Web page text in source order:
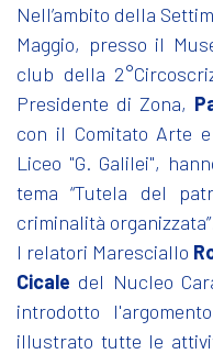
Nell’ambito della
Maggio, presso il
club della
Presidente di Zona,
con il Comitato Arte
Liceo "G. Galilei",
tema “Tutela del
criminalità
I relatori Maresciallo
Cicale del Nucleo
introdotto
illustrato tutte le